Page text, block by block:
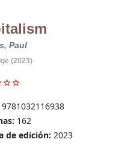
Paul
(2023)
9781032116938
162
de edición: 2023